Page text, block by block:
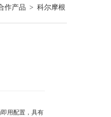
作产品 > 科尔摩根
用配置，具有